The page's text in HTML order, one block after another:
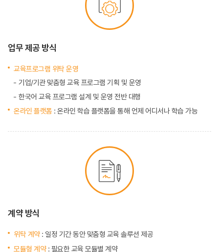
업무 제공 방식
교육프로그램 위탁 운영
기업/기관 맞춤형 교육 프로그램 기획 및 운영
한국어 교육 프로그램 설계 및 운영 전반 대행
온라인 플랫폼 : 온라인 학습 플랫폼을 통해 언제 어디서나 학습 가능
계약 방식
위탁 계약 : 일정 기간 동안 맞춤형 교육 솔루션 제공
모듈형 계약 : 필요한 교육 모듈별 계약